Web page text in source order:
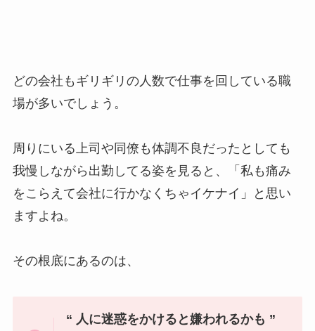
どの会社もギリギリの人数で仕事を回している職
場が多いでしょう。
周りにいる上司や同僚も体調不良だったとしても
我慢しながら出勤してる姿を見ると、「私も痛み
をこらえて会社に行かなくちゃイケナイ」と思い
ますよね。
その根底にあるのは、
“ 人に迷惑をかけると嫌われるかも ”